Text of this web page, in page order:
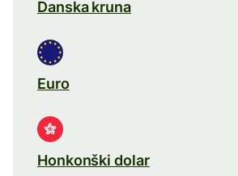
Danska kruna
Euro
Honkonški dolar